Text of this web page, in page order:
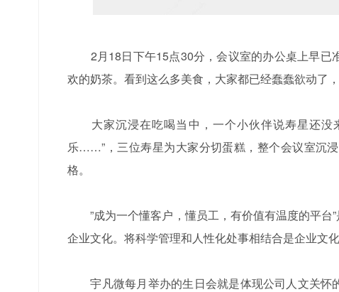
2月18日下午15点30分，会议室的办公桌上早已
欢的奶茶。看到这么多美食，大家都已经蠢蠢欲动了
大家沉浸在吃喝当中，一个小伙伴说寿星还没
乐……”，三位寿星为大家分切蛋糕，整个会议室沉
格。
”成为一个懂客户，懂员工，有价值有温度的平台
企业文化。将科学管理和人性化处事相结合是企业文化
宇凡微每月举办的生日会就是体现公司人文关怀